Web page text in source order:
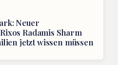
Neuer
Radamis Sharm
jetzt wissen müssen